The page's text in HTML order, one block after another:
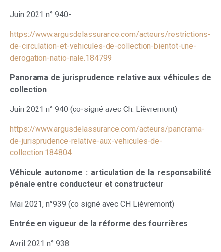
Juin 2021 n° 940-
https://www.argusdelassurance.com/acteurs/restrictions-
de-circulation-et-vehicules-de-collection-bientot-une-
derogation-natio-nale.184799
Panorama de jurisprudence relative aux véhicules de
collection
Juin 2021 n° 940 (co-signé avec Ch. Lièvremont)
https://www.argusdelassurance.com/acteurs/panorama-
de-jurisprudence-relative-aux-vehicules-de-
collection.184804
Véhicule autonome : articulation de la responsabilité
pénale entre conducteur et constructeur
Mai 2021, n°939 (co signé avec CH Lièvremont)
Entrée en vigueur de la réforme des fourrières
Avril 2021 n° 938